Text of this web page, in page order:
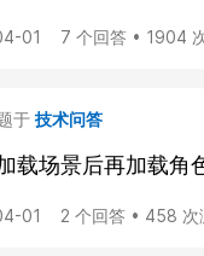
01 7 个回答 • 1904
于 技术问答
载场景后再加载角
01 2 个回答 • 458 次